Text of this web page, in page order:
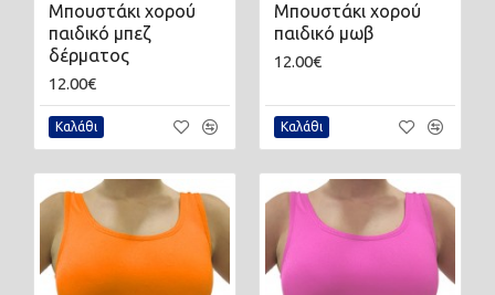
Μπουστάκι χορού
παιδικό μπεζ
δέρματος
12.00€
Καλάθι
Μπουστάκι χορού
παιδικό μωβ
12.00€
Καλάθι